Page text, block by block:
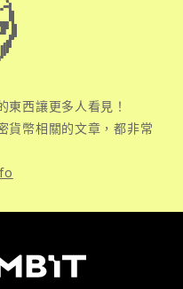
東西讓更多人看見！
貨幣相關的文章，都非常